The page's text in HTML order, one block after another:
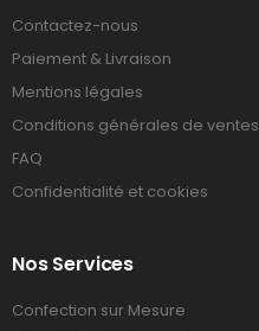
Contactez-nous
Paiement & Livraison
Mentions légales
Conditions générales de ventes
FAQ
Confidentialité et cookies
Nos Services
Confection sur Mesure